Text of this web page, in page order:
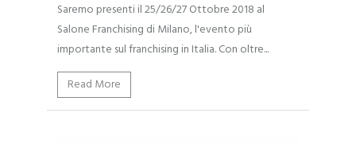
Saremo presenti il 25/26/27 Ottobre 2018 al
Salone Franchising di Milano, l'evento più
importante sul franchising in Italia. Con oltre...
Read More